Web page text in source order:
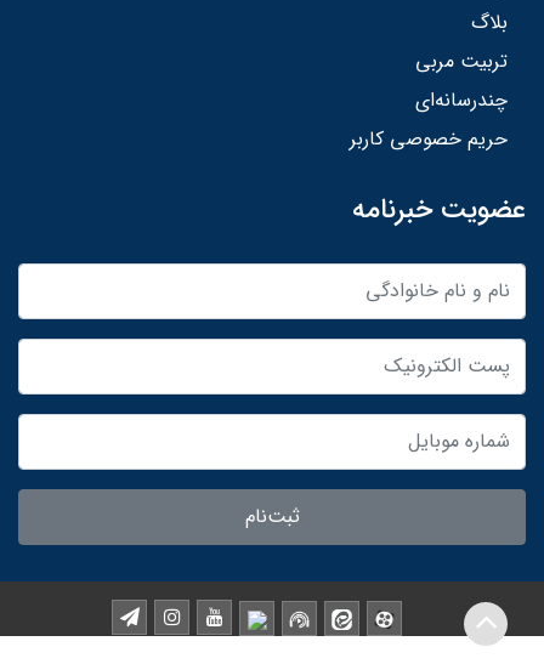
بلاگ
تربیت مربی
چندرسانه‌ای
حریم خصوصی کاربر
عضویت خبرنامه
ثبت‌نام